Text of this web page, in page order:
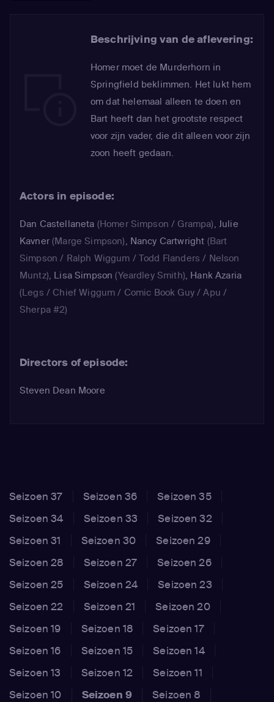
Beschrijving van de aflevering:
Homer moet de Murderhorn in
Springfield beklimmen. Het lukt hem
om dat helemaal alleen te doen en
Bart heeft dan het grootste respect
voor zijn vader, die dit alleen voor zijn
zoon heeft gedaan.
Actors in episode:
Dan Castellaneta (Homer Simpson / Grampa), Julie
Kavner(Marge Simpson), Nancy Cartwright (Bart
Simpson / Ralph Wiggum / Todd Flanders / Nelson
Muntz), Lisa Simpson (Yeardley Smith), Hank Azaria
(Legs / Chief Wiggum / Comic Book Guy / Apu /
Sherpa #2)
Directors of episode:
Steven Dean Moore
Seizoen 37 Seizoen 36
Seizoen 35
Seizoen 34
Seizoen 33
Seizoen 32
Seizoen 31
Seizoen 30
Seizoen 29
Seizoen 28
Seizoen 27
Seizoen 26
Seizoen 25
Seizoen 24
Seizoen 23
Seizoen 22
Seizoen 21
Seizoen 20
Seizoen 19
Seizoen 18
Seizoen 17
Seizoen 16
Seizoen 15
Seizoen 14
Seizoen 13
Seizoen 12
Seizoen 11
Seizoen 10
Seizoen 9
Seizoen 8